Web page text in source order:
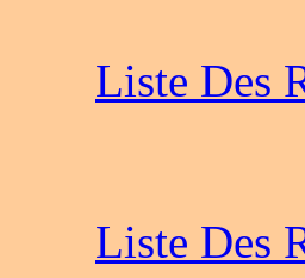
Liste Des
Liste Des